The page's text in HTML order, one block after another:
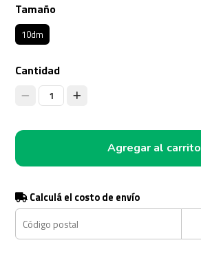
Tamaño
10dm
Cantidad
1
Agregar al carrito
Calculá el costo de envío